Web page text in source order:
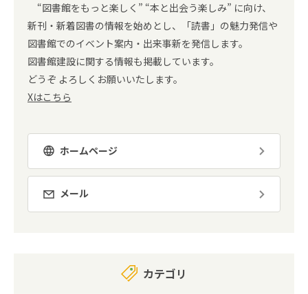
“図書館をもっと楽しく” “本と出会う楽しみ” に向け、
新刊・新着図書の情報を始めとし、「読書」の魅力発信や
図書館でのイベント案内・出来事新を発信します。
図書館建設に関する情報も掲載しています。
どうぞ よろしくお願いいたします。
Xはこちら
ホームページ
メール
カテゴリ